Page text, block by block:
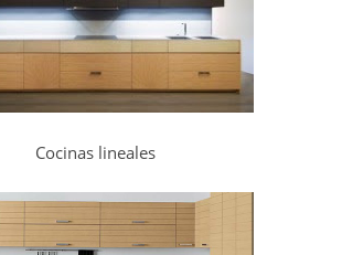
Cocinas lineales